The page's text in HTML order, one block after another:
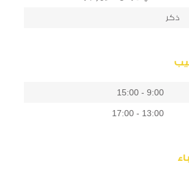
ذكر
9:00 - 15:00
13:00 - 17:00